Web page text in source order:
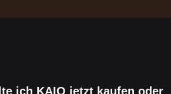
ich KAIO jetzt kaufen oder